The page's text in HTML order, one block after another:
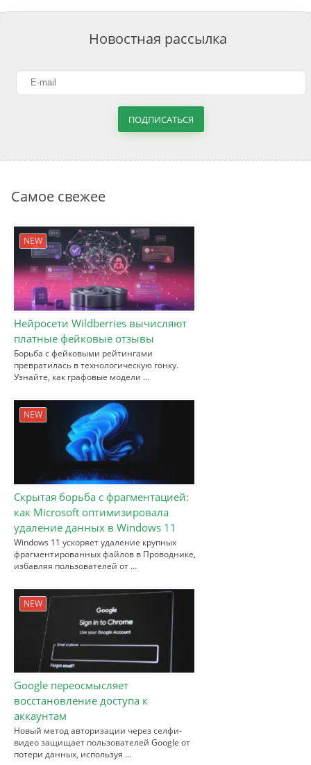
Новостная рассылка
ПОДПИСАТЬСЯ
Самое свежее
NEW
Нейросети Wildberries вычисляют
платные фейковые отзывы
Борьба с фейковыми рейтингами
превратилась в технологическую гонку.
Узнайте, как графовые модели …
NEW
Скрытая борьба с фрагментацией:
как Microsoft оптимизировала
удаление данных в Windows 11
Windows 11 ускоряет удаление крупных
фрагментированных файлов в Проводнике,
избавляя пользователей от …
NEW
Google переосмысляет
восстановление доступа к
аккаунтам
Новый метод авторизации через селфи-
видео защищает пользователей Google от
потери данных, используя …